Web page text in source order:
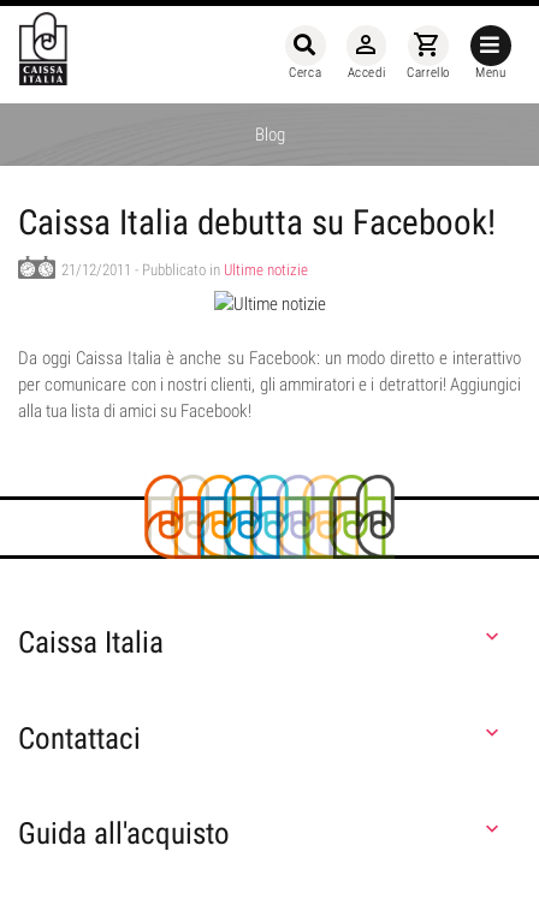
Menu
shopping_cart
Carrello
person_outline
Accedi
Cerca
Blog
Caissa Italia debutta su Facebook!
21/12/2011 - Pubblicato in Ultime notizie
Da oggi Caissa Italia è anche su Facebook: un modo diretto e interattivo
per comunicare con i nostri clienti, gli ammiratori e i detrattori! Aggiungici
alla tua lista di amici su Facebook!
Caissa Italia 
Contattaci 
Guida all'acquisto 